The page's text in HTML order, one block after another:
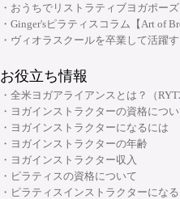
なお、カリキュラム・必須/
などは、作成時点のもので
◆ご不明な点やご相談は...ヴ
トセンターまで
受付時間：月～土/10:00～
TEL:06-6262-5852
FAX:06-6262-5853
チャクラ講座
顔筋調整ヨガ養成指導者コース
・おうちでリストラティブヨガポー
・Ginger'sピラティスコラム【Art of
・ヴィオラスクールを卒業して活躍
お役立ち情報
・全米ヨガアライアンスとは？（
・ヨガインストラクターの資格につ
・ヨガインストラクターになるには
・ヨガインストラクターの年齢
・ヨガインストラクター収入
・ピラティスの資格について
・ピラティスインストラクターにな